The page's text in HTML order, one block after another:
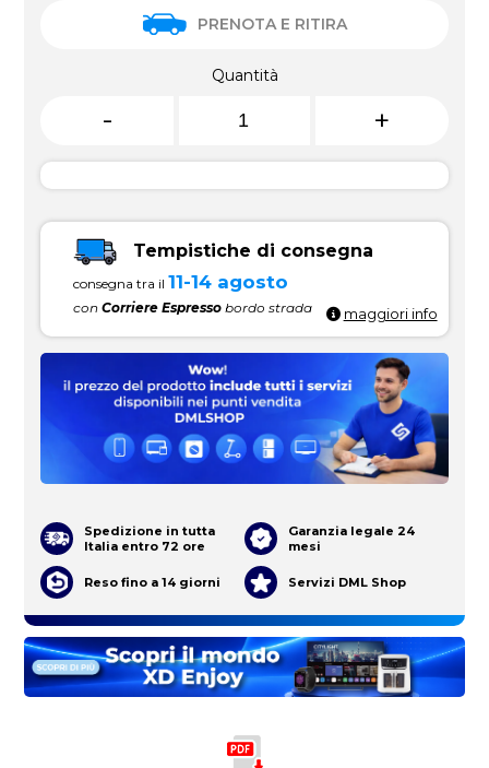
PRENOTA E RITIRA
Quantità
- +
Tempistiche di consegna
consegna tra il 11-14 agosto
conCorriere Espresso bordo strada maggiori info
Spedizione in tutta
Italia entro 72 ore
Garanzia legale 24
mesi
Reso fino a 14 giorni Servizi DML Shop